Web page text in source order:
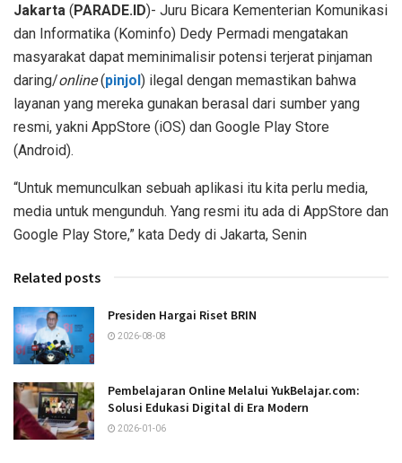
Jakarta (PARADE.ID)- Juru Bicara Kementerian Komunikasi
dan Informatika (Kominfo) Dedy Permadi mengatakan
masyarakat dapat meminimalisir potensi terjerat pinjaman
daring/online(pinjol) ilegal dengan memastikan bahwa
layanan yang mereka gunakan berasal dari sumber yang
resmi, yakni AppStore (iOS) dan Google Play Store
(Android).
“Untuk memunculkan sebuah aplikasi itu kita perlu media,
media untuk mengunduh. Yang resmi itu ada di AppStore dan
Google Play Store,” kata Dedy di Jakarta, Senin
Related posts
Presiden Hargai Riset BRIN
2026-08-08
Pembelajaran Online Melalui YukBelajar.com:
Solusi Edukasi Digital di Era Modern
2026-01-06